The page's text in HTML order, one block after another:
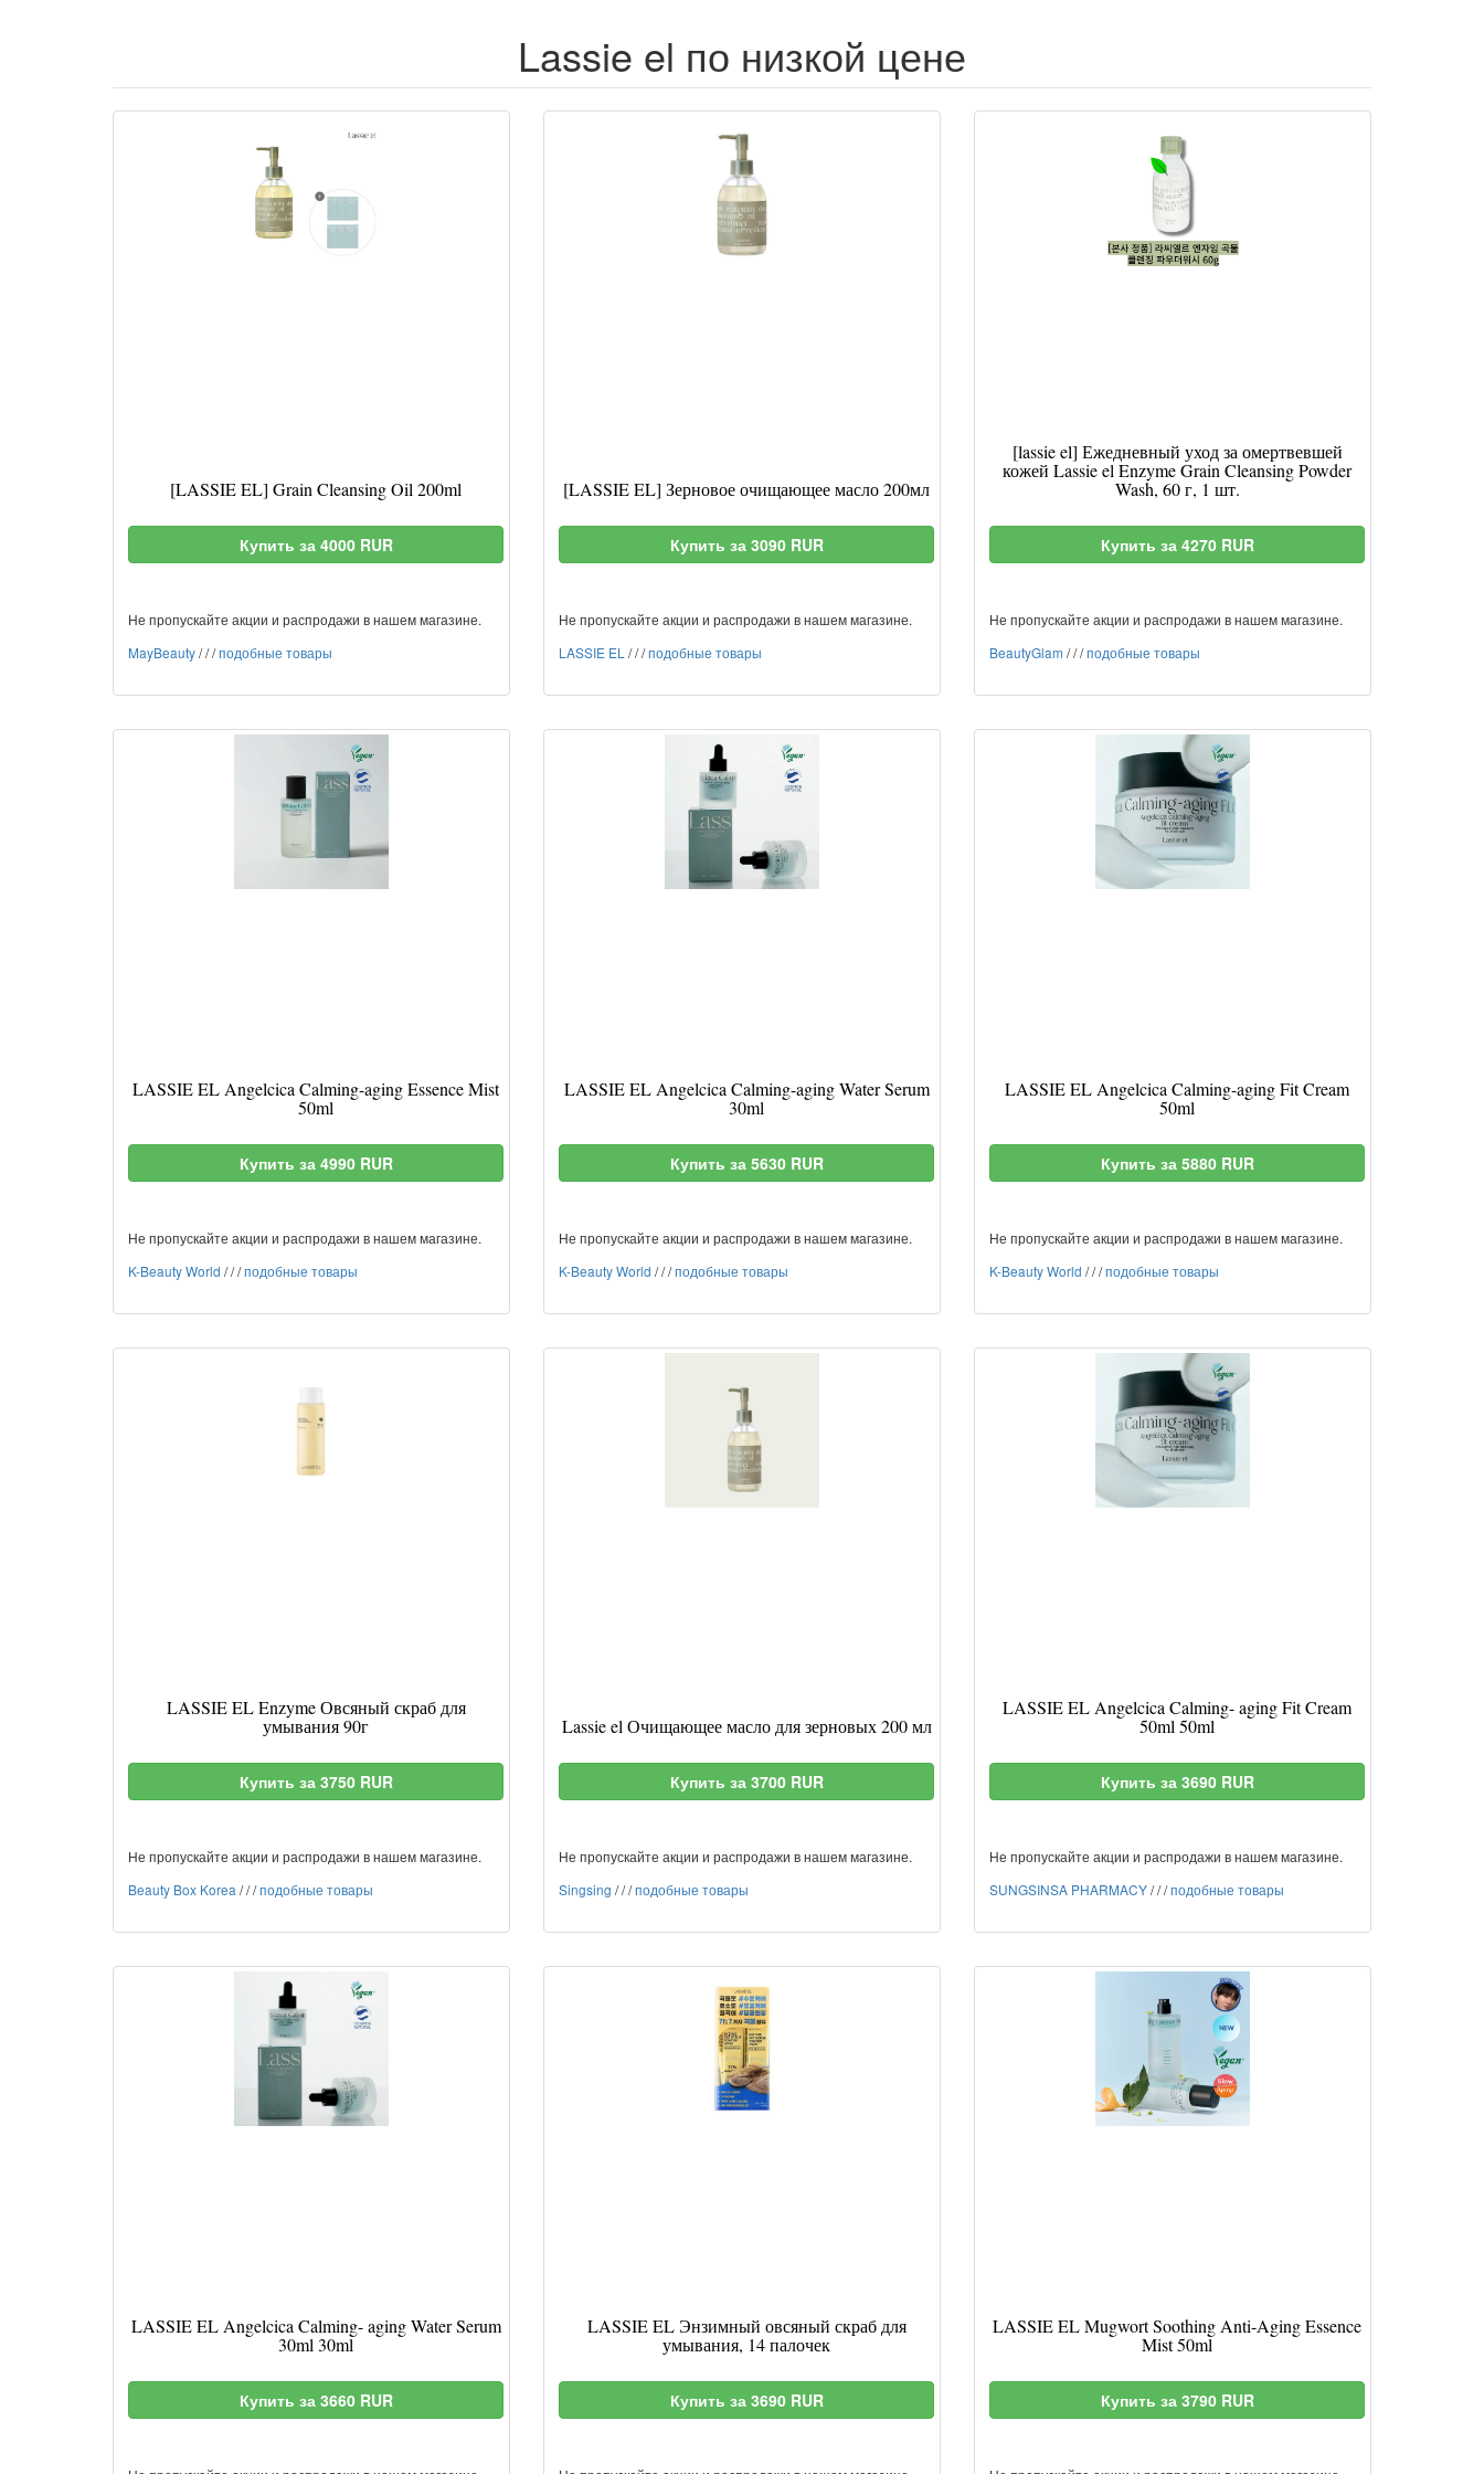
Lassie el по низкой цене
[LASSIE EL] Grain Cleansing Oil 200ml
Купить за 4000 RUR
Не пропускайте акции и распродажи в нашем магазине.
MayBeauty///подобные товары
[LASSIE EL] Зерновое очищающее масло 200мл
Купить за 3090 RUR
Не пропускайте акции и распродажи в нашем магазине.
LASSIE EL ///подобные товары
[lassie el] Ежедневный уход за омертвевшей
кожей Lassie el Enzyme Grain Cleansing Powder
Wash, 60 г, 1 шт.
Купить за 4270 RUR
Не пропускайте акции и распродажи в нашем магазине.
BeautyGlam ///подобные товары
LASSIE EL Angelcica Calming-aging Essence Mist
50ml
Купить за 4990 RUR
Не пропускайте акции и распродажи в нашем магазине.
K-Beauty World ///подобные товары
LASSIE EL Angelcica Calming-aging Water Serum
30ml
Купить за 5630 RUR
Не пропускайте акции и распродажи в нашем магазине.
K-Beauty World ///подобные товары
LASSIE EL Angelcica Calming-aging Fit Cream
50ml
Купить за 5880 RUR
Не пропускайте акции и распродажи в нашем магазине.
K-Beauty World ///подобные товары
LASSIE EL Enzyme Овсяный скраб для
умывания 90г
Купить за 3750 RUR
Не пропускайте акции и распродажи в нашем магазине.
Beauty Box Korea ///подобные товары
Lassie el Очищающее масло для зерновых 200 мл
Купить за 3700 RUR
Не пропускайте акции и распродажи в нашем магазине.
Singsing ///подобные товары
LASSIE EL Angelcica Calming- aging Fit Cream
50ml 50ml
Купить за 3690 RUR
Не пропускайте акции и распродажи в нашем магазине.
SUNGSINSA PHARMACY///подобные товары
LASSIE EL Angelcica Calming- aging Water Serum
30ml 30ml
Купить за 3660 RUR
LASSIE EL Энзимный овсяный скраб для
умывания, 14 палочек
Купить за 3690 RUR
LASSIE EL Mugwort Soothing Anti-Aging Essence
Mist 50ml
Купить за 3790 RUR